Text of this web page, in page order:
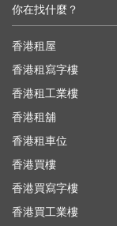
你在找什麼？
香港租屋
香港租寫字樓
香港租工業樓
香港租舖
香港租車位
香港買樓
香港買寫字樓
香港買工業樓